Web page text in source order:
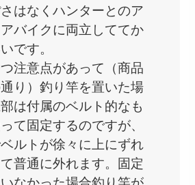
はなくハンターとのア
バイクに両立しててか
です。
注意点があって（商品
り）釣り竿を置いた場
は付属のベルト的なも
て固定するのですが、
ルトが徐々に上にずれ
普通に外れます。固定